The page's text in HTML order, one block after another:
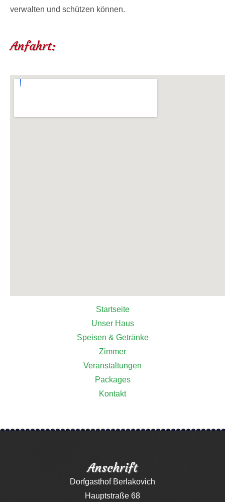
verwalten und schützen können.
Anfahrt:
Startseite
Unser Haus
Speisen & Getränke
Zimmer
Veranstaltungen
Packages
Kontakt
Anschrift
Dorfgasthof Berlakovich
Hauptstraße 68